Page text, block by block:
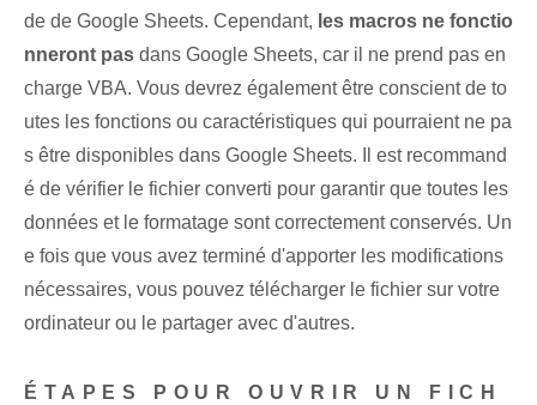
de de Google Sheets. Cependant, les macros‌ ne fonctio
nneront pas ⁤dans Google Sheets,⁤ car⁣ il ne prend pas en
charge VBA. Vous devrez également être conscient de to
utes les fonctions ou caractéristiques qui pourraient ne pa
s être disponibles dans Google Sheets. Il est recommand
é de vérifier ⁢le fichier converti​ pour garantir que ‌toutes⁣ les
données et ‌le formatage‍ sont correctement conservés.⁣ Un
e fois⁣ que vous avez terminé d'apporter les ⁢modifications
nécessaires, vous pouvez ‍télécharger le‌ fichier ⁤sur votre
ordinateur‌ ou ⁢le partager avec d'autres.
ÉTAPES POUR OUVRIR UN FICH